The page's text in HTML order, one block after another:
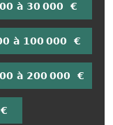
à 30 000 €
à 100 000 €
à 200 000 €